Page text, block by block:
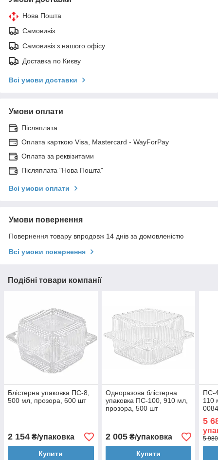
Нова Пошта
Самовивіз
Самовивіз з нашого офісу
Доставка по Києву
Всі умови доставки
Умови оплати
Післяплата
Оплата карткою Visa, Mastercard - WayForPay
Оплата за реквізитами
Післяплата "Нова Пошта"
Всі умови оплати
Умови повернення
Повернення товару впродовж 14 днів за домовленістю
Всі умови повернення
Подібні товари компанії
Блістерна упаковка ПС-8,
500 мл, прозора, 600 шт
2 154 ₴/упаковка
Купити
Одноразова блістерна
упаковка ПС-100, 910 мл,
прозора, 500 шт
2 005₴/упаковка
Купити
ПС-
110
5
5